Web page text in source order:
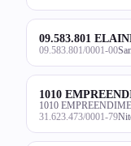
09.583.801
09.583.801/0001-00
1010
1010
31.623.473/0001-79